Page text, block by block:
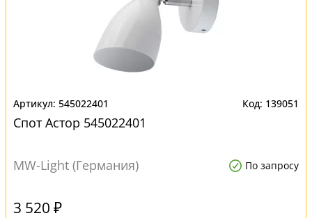
545022401 139051
Спот Астор 545022401
MW-Light (Германия) По запросу
3 520 ₽